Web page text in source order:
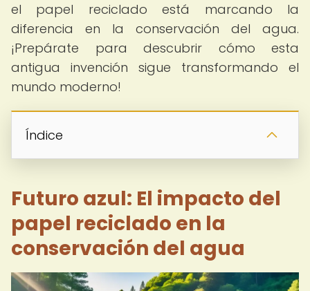
el papel reciclado está marcando la
diferencia en la conservación del agua.
¡Prepárate para descubrir cómo esta
antigua invención sigue transformando el
mundo moderno!
Índice
Futuro azul: El impacto del
papel reciclado en la
conservación del agua